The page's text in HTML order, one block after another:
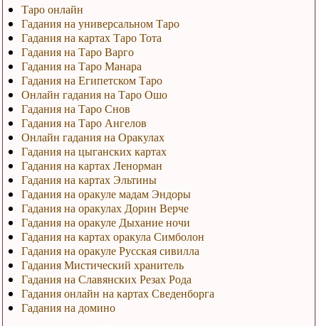
Таро онлайн
Гадания на универсальном Таро
Гадания на картах Таро Тота
Гадания на Таро Варго
Гадания на Таро Манара
Гадания на Египетском Таро
Онлайн гадания на Таро Ошо
Гадания на Таро Снов
Гадания на Таро Ангелов
Онлайн гадания на Оракулах
Гадания на цыганских картах
Гадания на картах Ленорман
Гадания на картах Эльтины
Гадания на оракуле мадам Эндоры
Гадания на оракулах Дорин Верче
Гадания на оракуле Дыхание ночи
Гадания на картах оракула Симболон
Гадания на оракуле Русская сивилла
Гадания Мистический хранитель
Гадания на Славянских Резах Рода
Гадания онлайн на картах Сведенборга
Гадания на домино